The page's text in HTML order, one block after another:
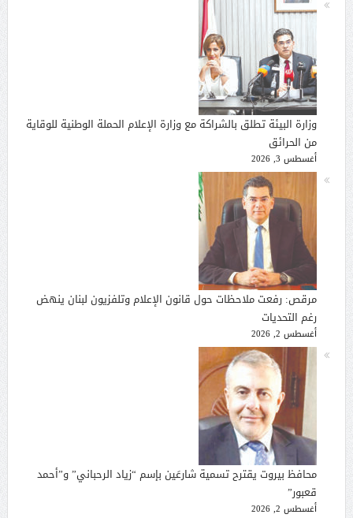
وزارة البيئة تطلق بالشراكة مع وزارة الإعلام الحملة الوطنية للوقاية
من الحرائق
أغسطس 3, 2026
مرقص: رفعت ملاحظات حول قانون الإعلام وتلفزيون لبنان ينهض
رغم التحديات
أغسطس 2, 2026
محافظ بيروت يقترح تسمية شارعَين بإسم “زياد الرحباني” و”أحمد
قعبور”
أغسطس 2, 2026